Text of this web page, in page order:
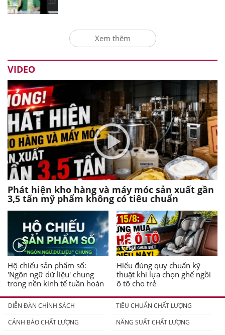
Xem thêm
VIDEO
Phát hiện kho hàng và máy móc sản xuất gần
3,5 tấn mỹ phẩm không có tiêu chuẩn
Hộ chiếu sản phẩm số:
'Ngôn ngữ dữ liệu' chung
trong nền kinh tế tuần hoàn
Hiểu đúng quy chuẩn kỹ
thuật khi lựa chọn ghế ngồi
ô tô cho trẻ
DIỄN ĐÀN CHÍNH SÁCH
TIÊU CHUẨN CHẤT LƯỢNG
CẢNH BÁO CHẤT LƯỢNG
NĂNG SUẤT CHẤT LƯỢNG